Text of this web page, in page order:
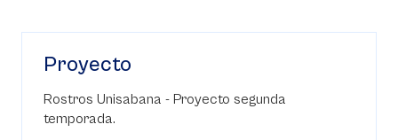
Proyecto
Rostros Unisabana - Proyecto segunda
temporada.